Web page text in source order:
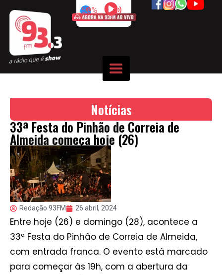
50%
Notícias
33ª Festa do Pinhão de Correia de
Almeida começa hoje (26)
Redação 93FM 26 abril, 2024
Entre hoje (26) e domingo (28), acontece a
33ª Festa do Pinhão de Correia de Almeida,
com entrada franca. O evento está marcado
para começar às 19h, com a abertura da